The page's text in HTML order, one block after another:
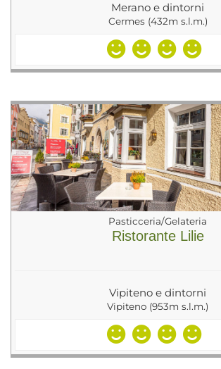
Merano e dintorni
Cermes (432m s.l.m.)
Pasticceria/Gelateria
Ristorante Lilie
Vipiteno e dintorni
Vipiteno (953m s.l.m.)